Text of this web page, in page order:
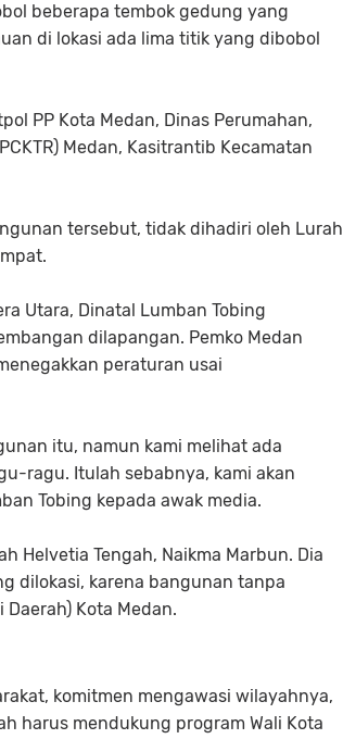
beberapa tembok gedung yang
di lokasi ada lima titik yang dibobol
PP Kota Medan, Dinas Perumahan,
Medan, Kasitrantib Kecamatan
tersebut, tidak dihadiri oleh Lurah
Utara, Dinatal Lumban Tobing
dilapangan. Pemko Medan
peraturan usai
itu, namun kami melihat ada
ragu. Itulah sebabnya, kami akan
Tobing kepada awak media.
Helvetia Tengah, Naikma Marbun. Dia
dilokasi, karena bangunan tanpa
Kota Medan.
komitmen mengawasi wilayahnya,
harus mendukung program Wali Kota